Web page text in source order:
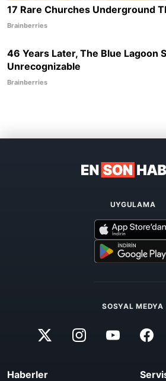
UYGULAMA
SOSYAL MEDYA
Haberler